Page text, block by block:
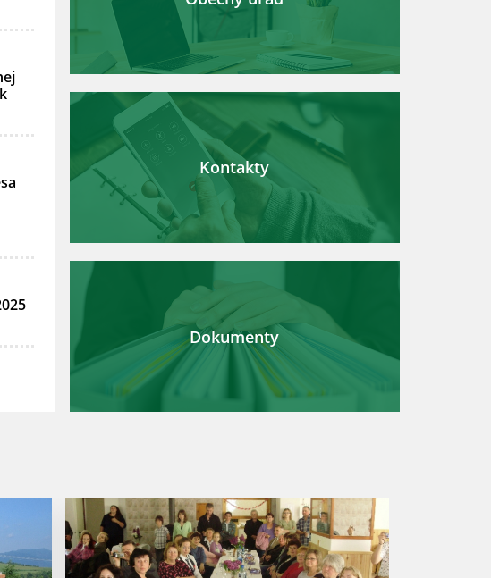
Kontakty
Dokumenty